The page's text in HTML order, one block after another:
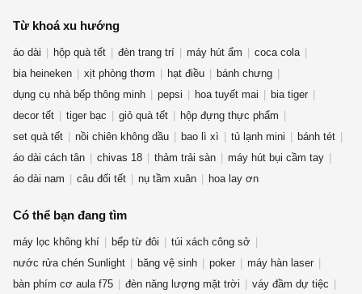
Từ khoá xu hướng
áo dài hộp quà tết đèn trang trí máy hút ẩm
coca cola
bia heineken
xịt phòng thơm hạt điều
bánh chưng
dụng cụ nhà bếp thông minh
pepsi hoa tuyết mai
bia tiger
decor tết
tiger bạc giỏ quà tết
hộp đựng thực phẩm
set quà tết
nồi chiên không dầu bao lì xì tủ lạnh mini
bánh tét
áo dài cách tân
chivas 18 thảm trải sàn
máy hút bụi cầm tay
áo dài nam
câu đối tết nụ tầm xuân hoa lay ơn
Có thể bạn đang tìm
máy lọc không khí bếp từ đôi
túi xách công sở
nước rửa chén Sunlight
băng vệ sinh poker
máy hàn laser
bàn phím cơ aula f75
đèn năng lượng mặt trời
váy đầm dự tiệc